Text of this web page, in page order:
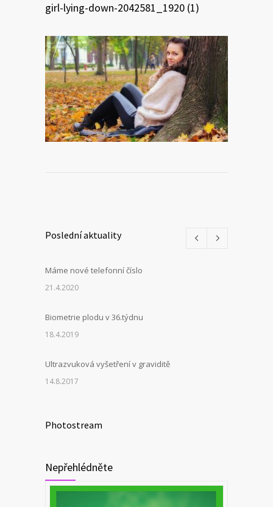
girl-lying-down-2042581_1920 (1)
Poslední aktuality
Máme nové telefonní číslo
21.4.2020
Biometrie plodu v 36.týdnu
18.4.2019
Ultrazvuková vyšetření v graviditě
14.8.2017
Photostream
Nepřehlédněte